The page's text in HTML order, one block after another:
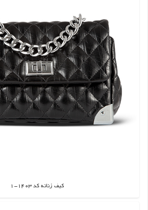
کیف زنانه کد 1403-1
اطلاعات بیشتر